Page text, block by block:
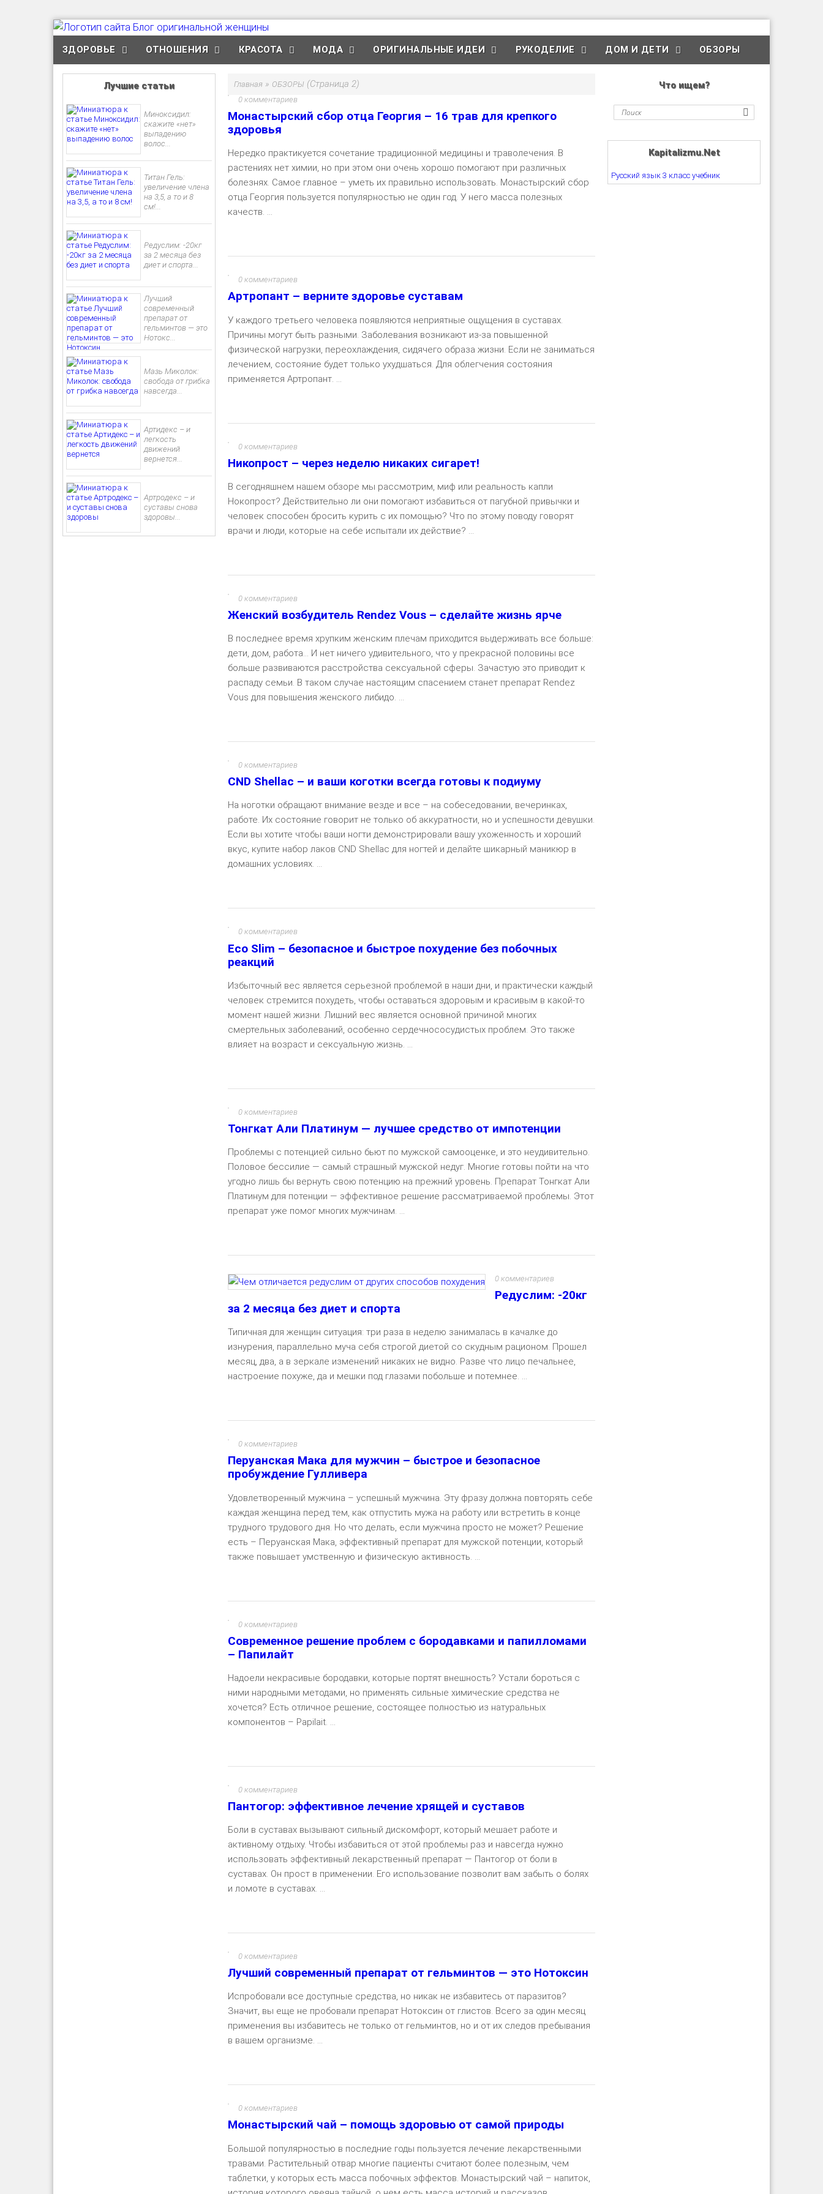
ЗДОРОВЬЕ ОТНОШЕНИЯ КРАСОТА МОДА ОРИГИНАЛЬНЫЕ ИДЕИ РУКОДЕЛИЕ ДОМ И ДЕТИ ОБЗОРЫ
Главная » ОБЗОРЫ (Страница 2)
0 комментариев
Монастырский сбор отца Георгия – 16 трав для крепкого
здоровья
Нередко практикуется сочетание традиционной медицины и траволечения. В
растениях нет химии, но при этом они очень хорошо помогают при различных
болезнях. Самое главное – уметь их правильно использовать. Монастырский сбор
отца Георгия пользуется популярностью не один год. У него масса полезных
качеств. ...
0 комментариев
Артропант – верните здоровье суставам
У каждого третьего человека появляются неприятные ощущения в суставах.
Причины могут быть разными. Заболевания возникают из-за повышенной
физической нагрузки, переохлаждения, сидячего образа жизни. Если не заниматься
лечением, состояние будет только ухудшаться. Для облегчения состояния
применяется Артропант. ...
0 комментариев
Никопрост – через неделю никаких сигарет!
В сегодняшнем нашем обзоре мы рассмотрим, миф или реальность капли
Нокопрост? Действительно ли они помогают избавиться от пагубной привычки и
человек способен бросить курить с их помощью? Что по этому поводу говорят
врачи и люди, которые на себе испытали их действие? ...
0 комментариев
Женский возбудитель Rendez Vous – сделайте жизнь ярче
В последнее время хрупким женским плечам приходится выдерживать все больше:
дети, дом, работа… И нет ничего удивительного, что у прекрасной половины все
больше развиваются расстройства сексуальной сферы. Зачастую это приводит к
распаду семьи. В таком случае настоящим спасением станет препарат Rendez
Vous для повышения женского либидо. ...
0 комментариев
CND Shellac – и ваши коготки всегда готовы к подиуму
На ноготки обращают внимание везде и все – на собеседовании, вечеринках,
работе. Их состояние говорит не только об аккуратности, но и успешности девушки.
Если вы хотите чтобы ваши ногти демонстрировали вашу ухоженность и хороший
вкус, купите набор лаков CND Shellac для ногтей и делайте шикарный маникюр в
домашних условиях. ...
0 комментариев
Eco Slim – безопасное и быстрое похудение без побочных
реакций
Избыточный вес является серьезной проблемой в наши дни, и практически каждый
человек стремится похудеть, чтобы оставаться здоровым и красивым в какой-то
момент нашей жизни. Лишний вес является основной причиной многих
смертельных заболеваний, особенно сердечнососудистых проблем. Это также
влияет на возраст и сексуальную жизнь. ...
0 комментариев
Тонгкат Али Платинум — лучшее средство от импотенции
Проблемы с потенцией сильно бьют по мужской самооценке, и это неудивительно.
Половое бессилие — самый страшный мужской недуг. Многие готовы пойти на что
угодно лишь бы вернуть свою потенцию на прежний уровень. Препарат Тонгкат Али
Платинум для потенции — эффективное решение рассматриваемой проблемы. Этот
препарат уже помог многих мужчинам. ...
0 комментариев
Редуслим: -20кг
за 2 месяца без диет и спорта
Типичная для женщин ситуация: три раза в неделю занималась в качалке до
изнурения, параллельно муча себя строгой диетой со скудным рационом. Прошел
месяц, два, а в зеркале изменений никаких не видно. Разве что лицо печальнее,
настроение похуже, да и мешки под глазами побольше и потемнее. ...
0 комментариев
Перуанская Мака для мужчин – быстрое и безопасное
пробуждение Гулливера
Удовлетворенный мужчина – успешный мужчина. Эту фразу должна повторять себе
каждая женщина перед тем, как отпустить мужа на работу или встретить в конце
трудного трудового дня. Но что делать, если мужчина просто не может? Решение
есть – Перуанская Мака, эффективный препарат для мужской потенции, который
также повышает умственную и физическую активность. ...
0 комментариев
Современное решение проблем с бородавками и папилломами
– Папилайт
Надоели некрасивые бородавки, которые портят внешность? Устали бороться с
ними народными методами, но применять сильные химические средства не
хочется? Есть отличное решение, состоящее полностью из натуральных
компонентов – Papilait. ...
0 комментариев
Пантогор: эффективное лечение хрящей и суставов
Боли в суставах вызывают сильный дискомфорт, который мешает работе и
активному отдыху. Чтобы избавиться от этой проблемы раз и навсегда нужно
использовать эффективный лекарственный препарат — Пантогор от боли в
суставах. Он прост в применении. Его использование позволит вам забыть о болях
и ломоте в суставах. ...
0 комментариев
Лучший современный препарат от гельминтов — это Нотоксин
Испробовали все доступные средства, но никак не избавитесь от паразитов?
Значит, вы еще не пробовали препарат Нотоксин от глистов. Всего за один месяц
применения вы избавитесь не только от гельминтов, но и от их следов пребывания
в вашем организме. ...
0 комментариев
Монастырский чай – помощь здоровью от самой природы
Большой популярностью в последние годы пользуется лечение лекарственными
травами. Растительный отвар многие пациенты считают более полезным, чем
таблетки, у которых есть масса побочных эффектов. Монастырский чай – напиток,
Что ищем?
Kapitalizmu.Net
Русский язык 3 класс учебник
Лучшие статьи
Миноксидил:
скажите «нет»
выпадению
волос...
Титан Гель:
увеличение члена
на 3,5, а то и 8
см!...
Редуслим: -20кг
за 2 месяца без
диет и спорта...
Лучший
современный
препарат от
гельминтов — это
Нотокс...
Мазь Миколок:
свобода от грибка
навсегда...
Артидекс – и
легкость
движений
вернется...
Артродекс – и
суставы снова
здоровы...